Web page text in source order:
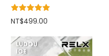
NT$499.00